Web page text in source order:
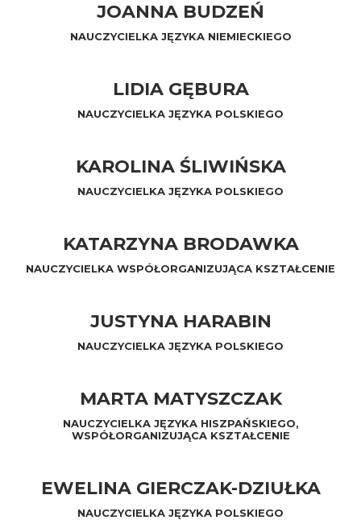
JOANNA BUDZEŃ
NAUCZYCIELKA JĘZYKA NIEMIECKIEGO
LIDIA GĘBURA
NAUCZYCIELKA JĘZYKA POLSKIEGO
KAROLINA ŚLIWIŃSKA
NAUCZYCIELKA JĘZYKA POLSKIEGO
KATARZYNA BRODAWKA
NAUCZYCIELKA WSPÓŁORGANIZUJĄCA KSZTAŁCENIE
JUSTYNA HARABIN
NAUCZYCIELKA JĘZYKA POLSKIEGO
MARTA MATYSZCZAK
NAUCZYCIELKA JĘZYKA HISZPAŃSKIEGO,
WSPÓŁORGANIZUJĄCA KSZTAŁCENIE
EWELINA GIERCZAK-DZIUŁKA
NAUCZYCIELKA JĘZYKA POLSKIEGO